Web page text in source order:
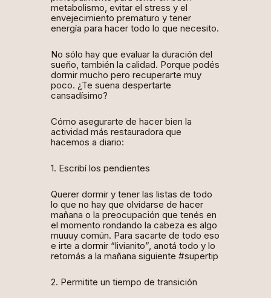
metabolismo, evitar el stress y el
envejecimiento prematuro y tener
energía para hacer todo lo que necesito.
No sólo hay que evaluar la duración del
sueño, también la calidad. Porque podés
dormir mucho pero recuperarte muy
poco. ¿Te suena despertarte
cansadísimo?
Cómo asegurarte de hacer bien la
actividad más restauradora que
hacemos a diario:
1. Escribí los pendientes
Querer dormir y tener las listas de todo
lo que no hay que olvidarse de hacer
mañana o la preocupación que tenés en
el momento rondando la cabeza es algo
muuuy común. Para sacarte de todo eso
e irte a dormir “livianito”, anotá todo y lo
retomás a la mañana siguiente #supertip
2. Permitite un tiempo de transición